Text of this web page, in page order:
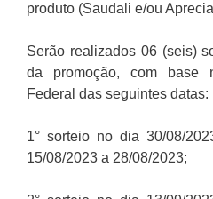
produto (Saudali e/ou
Serão realizados 06 (seis)
da promoção, com base
Federal das seguintes datas:
1° sorteio no dia 30/08/
15/08/2023 a 28/08/2023;